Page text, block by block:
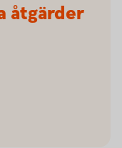
åtgärder